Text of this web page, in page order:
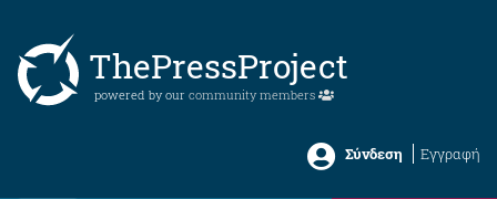
ThePressProject
powered by our community members
Σύνδεση Εγγραφή